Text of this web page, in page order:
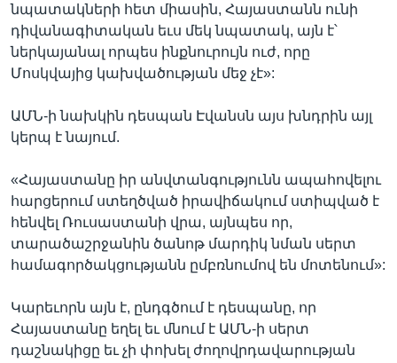
նպատակների հետ միասին, Հայաստանն ունի
դիվանագիտական եւս մեկ նպատակ, այն է՝
ներկայանալ որպես ինքնուրույն ուժ, որը
Մոսկվայից կախվածության մեջ չէ»:
ԱՄՆ-ի նախկին դեսպան Էվանսն այս խնդրին այլ
կերպ է նայում.
«Հայաստանը իր անվտանգությունն ապահովելու
հարցերում ստեղծված իրավիճակում ստիպված է
հենվել Ռուսաստանի վրա, այնպես որ,
տարածաշրջանին ծանոթ մարդիկ նման սերտ
համագործակցությանն ըմբռնումով են մոտենում»:
Կարեւորն այն է, ընդգծում է դեսպանը, որ
Հայաստանը եղել եւ մնում է ԱՄՆ-ի սերտ
դաշնակիցը եւ չի փոխել ժողովրդավարության